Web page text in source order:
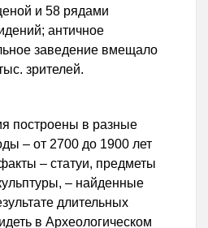
и 58 рядами
античное
заведение вмещало
зрителей.
построены в разные
– от 2700 до 1900 лет
– статуи, предметы
– найденные
длительных
в Археологическом